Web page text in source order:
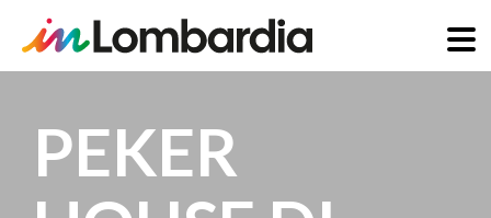
contentPEKER